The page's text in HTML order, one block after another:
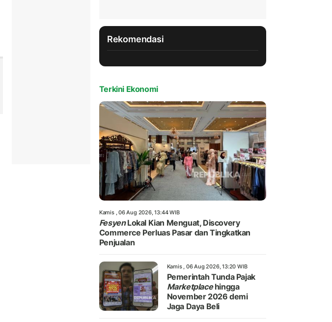
Rekomendasi
Terkini Ekonomi
Kamis , 06 Aug 2026, 13:44 WIB
FesyenLokal Kian Menguat, Discovery
Commerce Perluas Pasar dan Tingkatkan
Penjualan
Kamis , 06 Aug 2026, 13:20 WIB
Pemerintah Tunda Pajak
Marketplacehingga
November 2026 demi
Jaga Daya Beli